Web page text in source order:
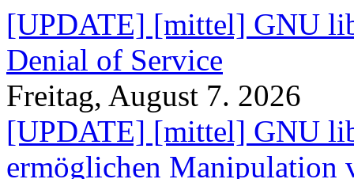
[UPDATE] [mittel] GNU
Denial of Service
Freitag, August 7. 2026
[UPDATE] [mittel] GNU
ermöglichen Manipulation